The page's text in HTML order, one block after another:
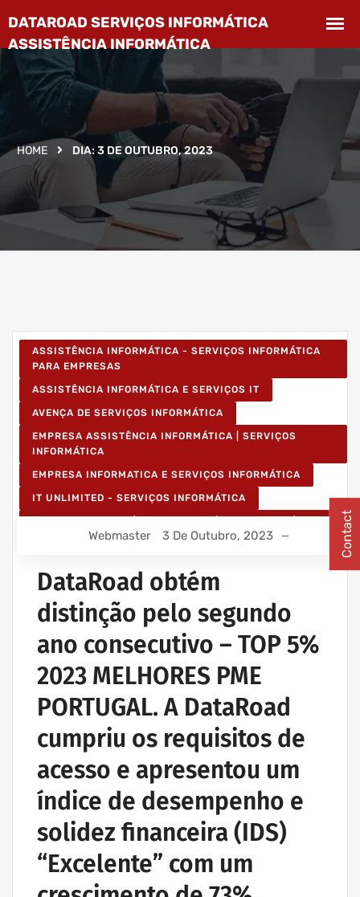
HOME DIA: 3 DE OUTUBRO, 2023
ASSISTÊNCIA INFORMÁTICA - SERVIÇOS INFORMÁTICA
PARA EMPRESAS
ASSISTÊNCIA INFORMÁTICA E SERVIÇOS IT
AVENÇA DE SERVIÇOS INFORMÁTICA
EMPRESA ASSISTÊNCIA INFORMÁTICA | SERVIÇOS
INFORMÁTICA
EMPRESA INFORMATICA E SERVIÇOS INFORMÁTICA
IT UNLIMITED - SERVIÇOS INFORMÁTICA
Webmaster 3 De Outubro, 2023
DataRoad obtém
distinção pelo segundo
ano consecutivo – TOP 5%
2023 MELHORES PME
PORTUGAL. A DataRoad
cumpriu os requisitos de
acesso e apresentou um
índice de desempenho e
solidez financeira (IDS)
“Excelente” com um
Contact